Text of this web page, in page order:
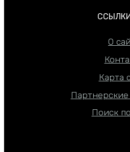
О
Карта
Поиск